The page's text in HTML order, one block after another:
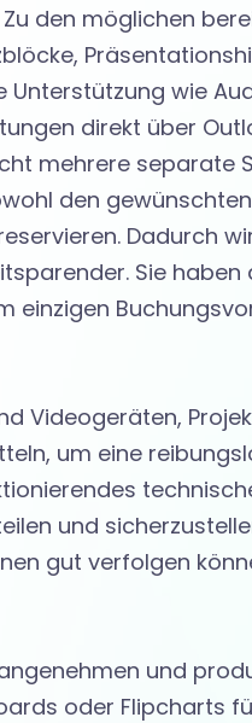
den möglichen
Unterstützung wie
direkt über
mehrere separate
den
Dadurch
Sie haben
einzigen
Videogeräten,
um eine
und
gut verfolgen
und
oder Flipcharts